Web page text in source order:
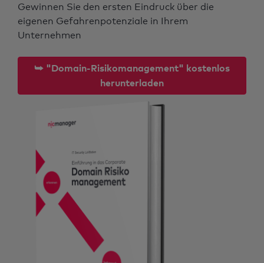
Gewinnen Sie den ersten Eindruck über die
eigenen Gefahrenpotenziale in Ihrem
Unternehmen
⮩ "Domain-Risikomanagement" kostenlos
herunterladen